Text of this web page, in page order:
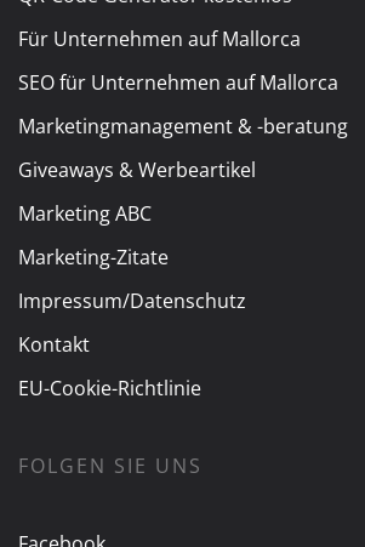
Für Unternehmen auf Mallorca
SEO für Unternehmen auf Mallorca
Marketingmanagement & -beratung
Giveaways & Werbeartikel
Marketing ABC
Marketing-Zitate
Impressum/Datenschutz
Kontakt
EU-Cookie-Richtlinie
FOLGEN SIE UNS